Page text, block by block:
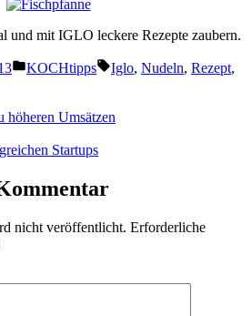
und mit IGLO leckere Rezepte zaubern.
Veröffentlicht
KOCHtipps Schlagwörter:
Iglo, Nudeln, Rezept,
Umsätzen
Startups
nicht veröffentlicht. Erforderliche